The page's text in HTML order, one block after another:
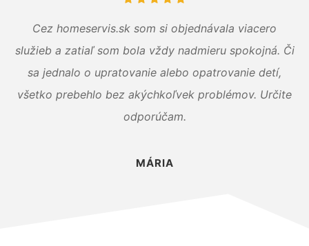
Cez homeservis.sk som si objednávala viacero
služieb a zatiaľ som bola vždy nadmieru spokojná. Či
sa jednalo o upratovanie alebo opatrovanie detí,
všetko prebehlo bez akýchkoľvek problémov. Určite
odporúčam.
MÁRIA